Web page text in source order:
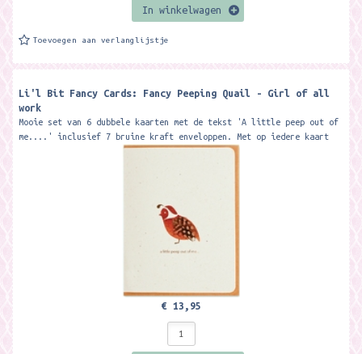
In winkelwagen
Toevoegen aan verlanglijstje
Li'l Bit Fancy Cards: Fancy Peeping Quail - Girl of all
work
Mooie set van 6 dubbele kaarten met de tekst 'A little peep out of
me....' inclusief 7 bruine kraft enveloppen. Met op iedere kaart
€ 13,95